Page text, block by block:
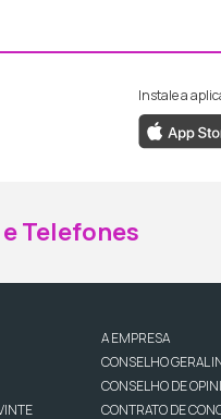
da RTP
da
Instale a
Telefones
A EMPRESA
CONSELHO GERAL
CONSELHO DE
CONTRATO DE